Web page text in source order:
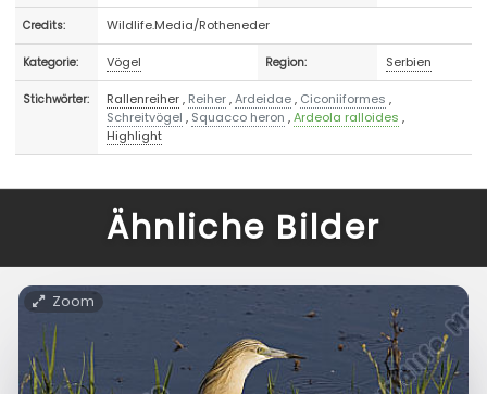
Credits: Wildlife.Media/Rotheneder
Kategorie: Vögel Region: Serbien
Stichwörter: Rallenreiher, Reiher,Ardeidae, Ciconiiformes ,
Schreitvögel , Squacco heron ,Ardeola ralloides ,
Highlight
Ähnliche Bilder
Zoom